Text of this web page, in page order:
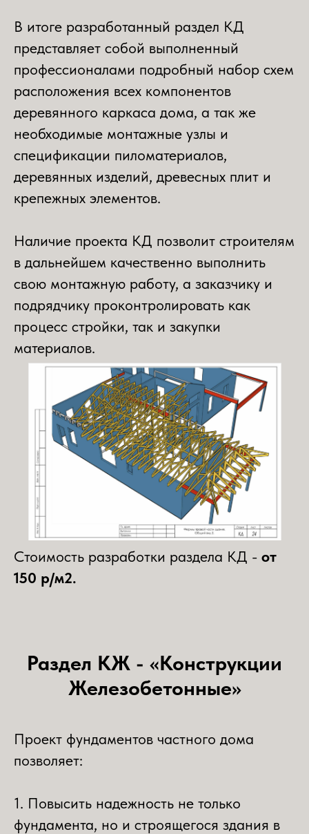
В итоге разработанный раздел КД
представляет собой выполненный
профессионалами подробный набор схем
расположения всех компонентов
деревянного каркаса дома, а так же
необходимые монтажные узлы и
спецификации пиломатериалов,
деревянных изделий, древесных плит и
крепежных элементов.
Наличие проекта КД позволит строителям
в дальнейшем качественно выполнить
свою монтажную работу, а заказчику и
подрядчику проконтролировать как
процесс стройки, так и закупки
материалов.
Стоимость разработки раздела КД - от
150 р/м2.
Раздел КЖ - «Конструкции
Железобетонные»
Проект фундаментов частного дома
позволяет:
1. Повысить надежность не только
фундамента, но и строящегося здания в